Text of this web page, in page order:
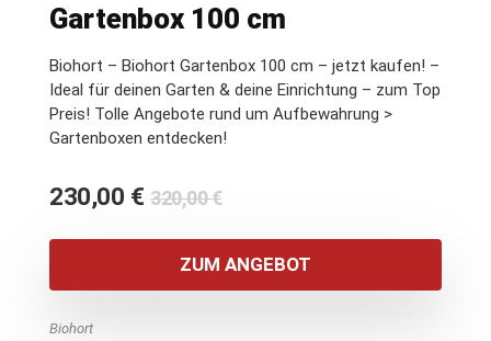
Gartenbox 100 cm
Biohort – Biohort Gartenbox 100 cm – jetzt kaufen! –
Ideal für deinen Garten & deine Einrichtung – zum Top
Preis! Tolle Angebote rund um Aufbewahrung >
Gartenboxen entdecken!
320,00€Ursprünglicher
war:
320,00 €
230,00 €
Aktueller
ist:
230,00 €.
ZUM ANGEBOT
Biohort